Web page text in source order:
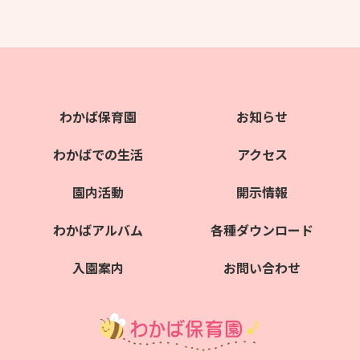
わかば保育園
わかばでの生活
園内活動
わかばアルバム
入園案内
お知らせ
アクセス
開示情報
各種ダウンロード
お問い合わせ